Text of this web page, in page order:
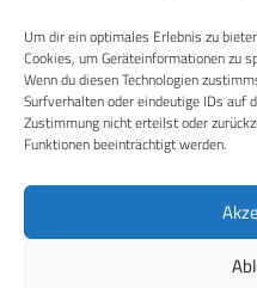
Um dir ein optimales Erlebnis zu
Cookies, um Geräteinformationen zu
Wenn du diesen Technologien
Surfverhalten oder eindeutige IDs auf
Zustimmung nicht erteilst oder
Funktionen beeinträchtigt werden.
RECHTLICHES
Datenschutzerklärung
Cookie-Richtlinie (EU)